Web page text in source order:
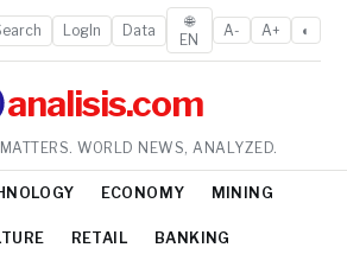
LogIn Data
🌐
EN
A- A+ ◐
analisis.com
WORLD NEWS, ANALYZED.
ECONOMY MINING
RETAIL BANKING